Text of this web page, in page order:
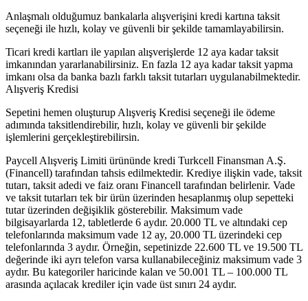
Anlaşmalı olduğumuz bankalarla alışverişini kredi kartına taksit
seçeneği ile hızlı, kolay ve güvenli bir şekilde tamamlayabilirsin.
Ticari kredi kartları ile yapılan alışverişlerde 12 aya kadar taksit
imkanından yararlanabilirsiniz. En fazla 12 aya kadar taksit yapma
imkanı olsa da banka bazlı farklı taksit tutarları uygulanabilmektedir.
Alışveriş Kredisi
Sepetini hemen oluşturup Alışveriş Kredisi seçeneği ile ödeme
adımında taksitlendirebilir, hızlı, kolay ve güvenli bir şekilde
işlemlerini gerçekleştirebilirsin.
Paycell Alışveriş Limiti ürününde kredi Turkcell Finansman A.Ş.
(Financell) tarafından tahsis edilmektedir. Krediye ilişkin vade, taksit
tutarı, taksit adedi ve faiz oranı Financell tarafından belirlenir. Vade
ve taksit tutarları tek bir ürün üzerinden hesaplanmış olup sepetteki
tutar üzerinden değişiklik gösterebilir. Maksimum vade
bilgisayarlarda 12, tabletlerde 6 aydır. 20.000 TL ve altındaki cep
telefonlarında maksimum vade 12 ay, 20.000 TL üzerindeki cep
telefonlarında 3 aydır. Örneğin, sepetinizde 22.600 TL ve 19.500 TL
değerinde iki ayrı telefon varsa kullanabileceğiniz maksimum vade 3
aydır. Bu kategoriler haricinde kalan ve 50.001 TL – 100.000 TL
arasında açılacak krediler için vade üst sınırı 24 aydır.